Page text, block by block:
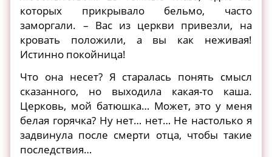
которых прикрывало бельмо, часто
заморгали. – Вас из церкви привезли, на
кровать положили, а вы как неживая!
Истинно покойница!
Что она несет? Я старалась понять смысл
сказанного, но выходила какая-то каша.
Церковь, мой батюшка… Может, это у меня
белая горячка? Ну нет… нет… Не настолько я
задвинула после смерти отца, чтобы такие
последствия…